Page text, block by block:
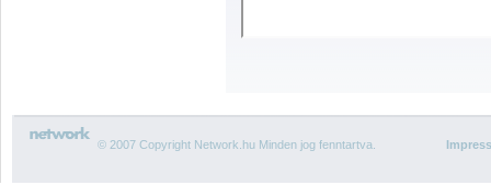
© 2007 Copyright Network.hu Minden jog fenntartva.